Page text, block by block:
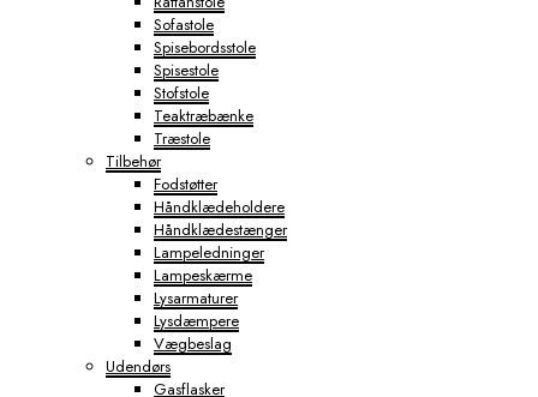
Sofastole
Spisebordsstole
Spisestole
Stofstole
Teaktræbænke
Træstole
Tilbehør
Fodstøtter
Håndklædeholdere
Håndklædestænger
Lampeledninger
Lampeskærme
Lysarmaturer
Lysdæmpere
Vægbeslag
Udendørs
Gasflasker